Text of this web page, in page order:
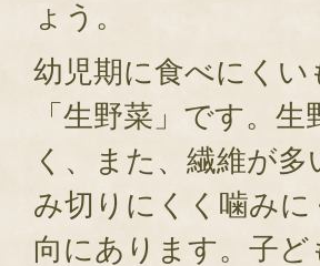
ょう。
幼児期に食べにく
「生野菜」です。
く、また、繊維が
み切りにくく噛み
向にあります。子